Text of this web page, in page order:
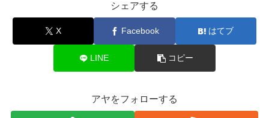
シェアする
X Facebook はてブ
LINE コピー
アヤをフォローする